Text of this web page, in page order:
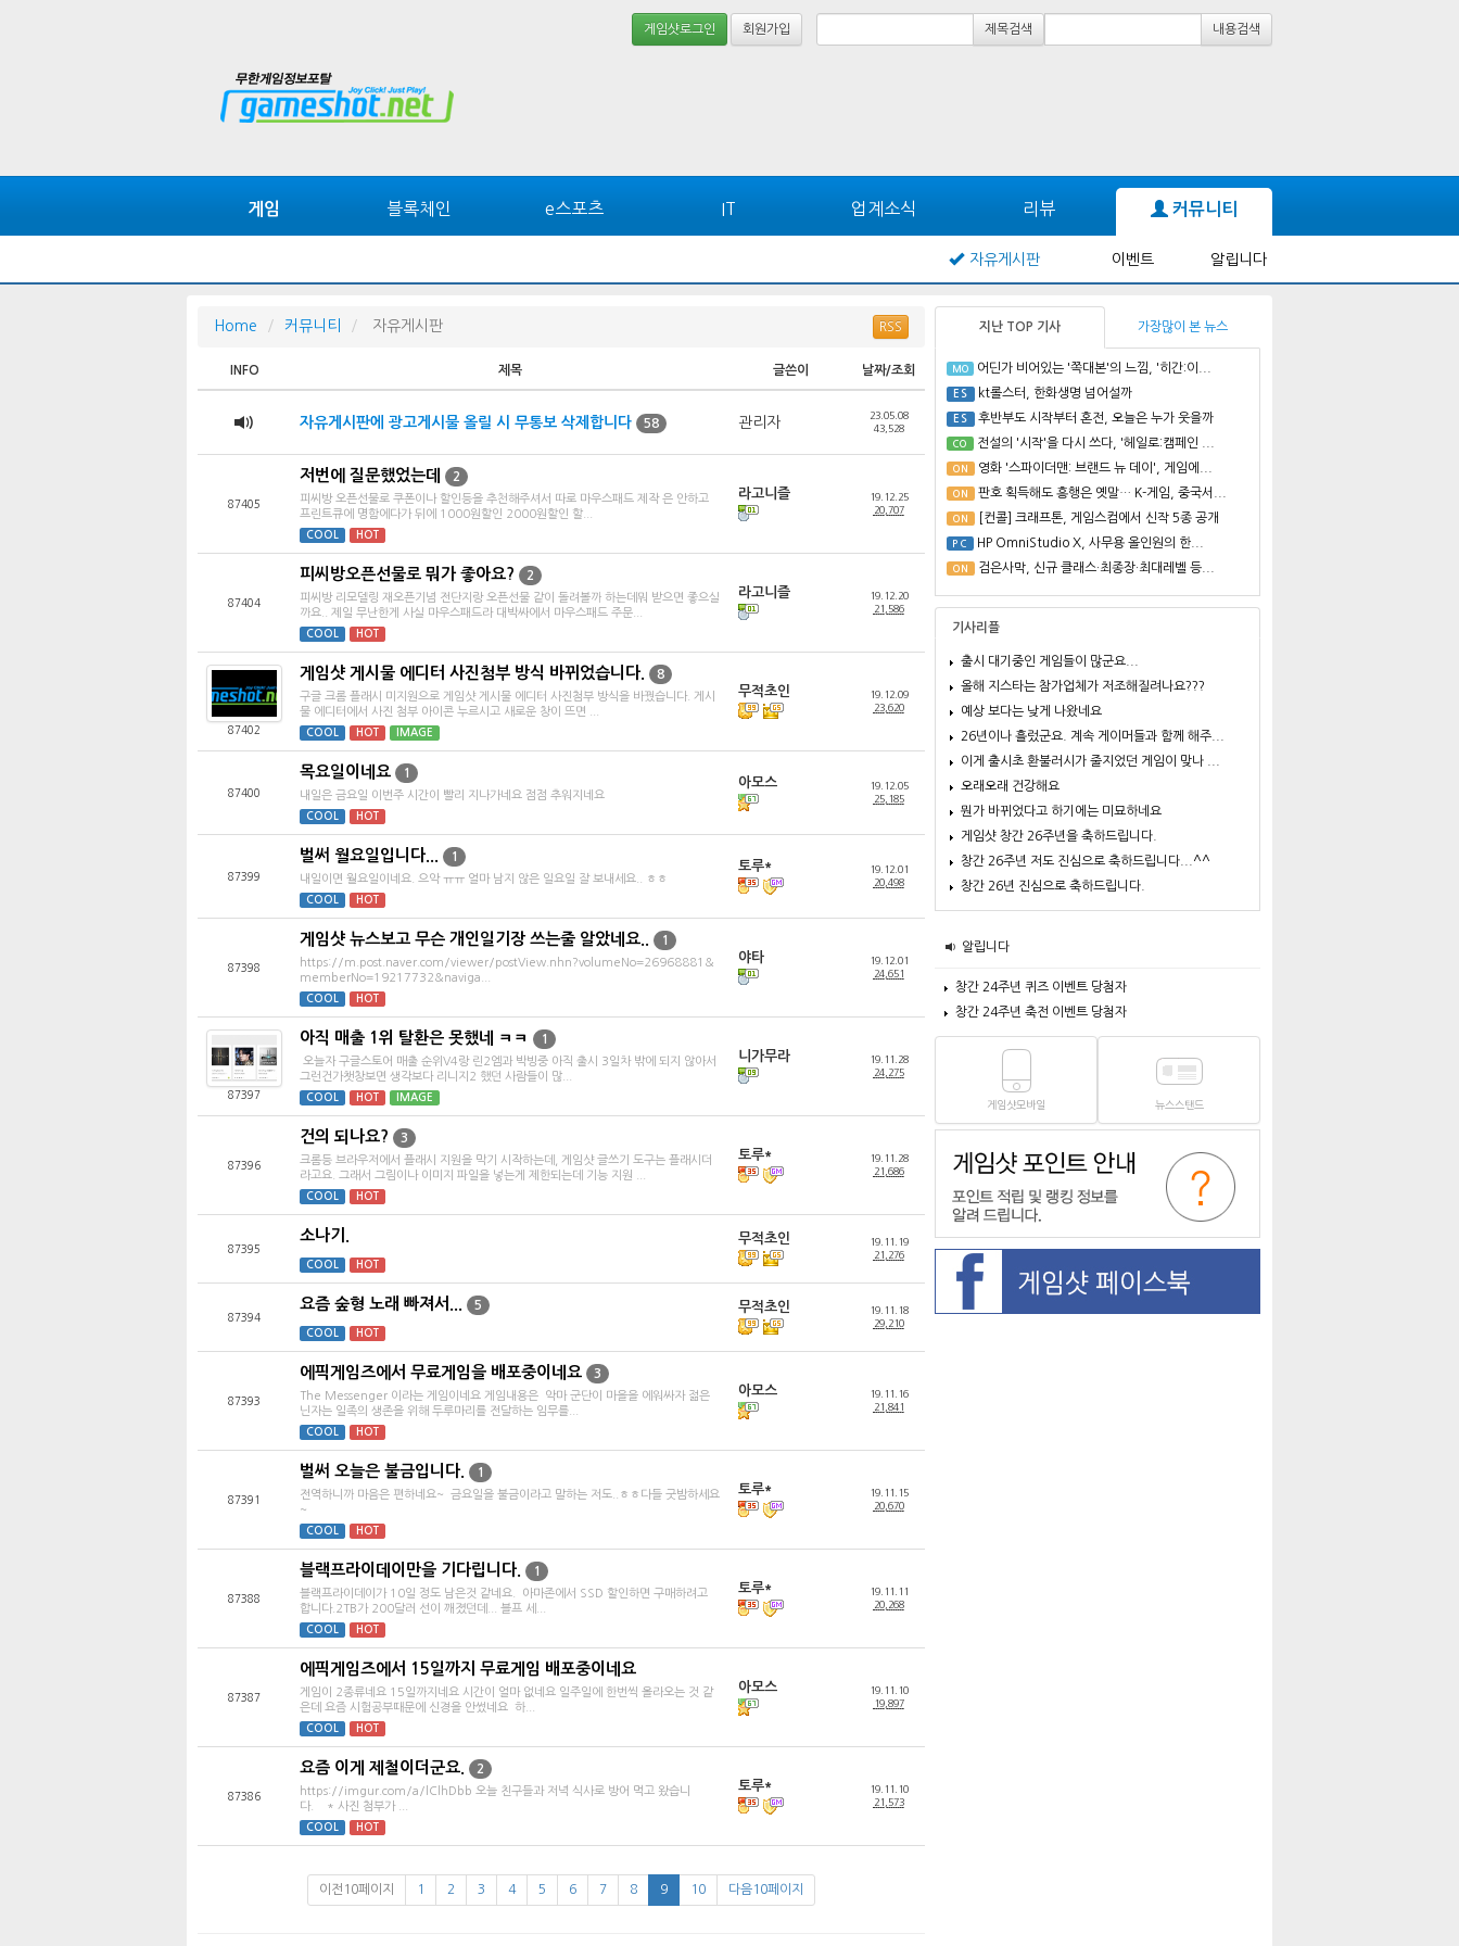
게임샷로그인 회원가입 제목검색 내용검색
게임 블록체인 e스포츠 IT 업계소식 리뷰 커뮤니티
자유게시판 이벤트 알립니다
Home 커뮤니티 자유게시판 RSS
INFO 제목 글쓴이 날짜/조회
자유게시판에 광고게시물 올릴 시 무통보 삭제합니다 58 관리자
23.05.08
43,528
87405
저번에 질문했었는데 2
피씨방 오픈선물로 쿠폰이나 할인등을 추천해주셔서 따로 마우스패드 제작 은 안하고
프린트큐에 명함에다가 뒤에 1000원할인 2000원할인 할...
COOL HOT
라고니즐
19.12.25
20,707
87404
피씨방오픈선물로 뭐가 좋아요? 2
피씨방 리모델링 재오픈기념 전단지랑 오픈선물 같이 돌려볼까 하는데뭐 받으면 좋으실
까요.. 제일 무난한게 사실 마우스패드라 대박싸에서 마우스패드 주문...
COOL HOT
라고니즐
19.12.20
21,586
87402
게임샷 게시물 에디터 사진첨부 방식 바뀌었습니다. 8
구글 크롬 플래시 미지원으로 게임샷 게시물 에디터 사진첨부 방식을 바꿨습니다. 게시
물 에디터에서 사진 첨부 아이콘 누르시고 새로운 창이 뜨면 ...
COOL HOT IMAGE
무적초인
19.12.09
23,620
87400
목요일이네요 1
내일은 금요일 이번주 시간이 빨리 지나가네요 점점 추워지네요
COOL HOT
아모스
19.12.05
25,185
87399
벌써 월요일입니다... 1
내일이면 월요일이네요. 으악 ㅠㅠ 얼마 남지 않은 일요일 잘 보내세요.. ㅎㅎ
COOL HOT
토루*
19.12.01
20,498
87398
게임샷 뉴스보고 무슨 개인일기장 쓰는줄 알았네요.. 1
https://m.post.naver.com/viewer/postView.nhn?volumeNo=26968881&
memberNo=19217732&naviga...
COOL HOT
야타
19.12.01
24,651
87397
아직 매출 1위 탈환은 못했네 ㅋㅋ 1
오늘자 구글스토어 매출 순위V4랑 린2엠과 박빙중 아직 출시 3일차 밖에 되지 않아서
그런건가챗창보면 생각보다 리니지2 했던 사람들이 많...
COOL HOT IMAGE
니가무라
19.11.28
24,275
87396
건의 되나요? 3
크롬등 브라우저에서 플래시 지원을 막기 시작하는데, 게임샷 글쓰기 도구는 플래시더
라고요. 그래서 그림이나 이미지 파일을 넣는게 제한되는데 기능 지원 ...
COOL HOT
토루*
19.11.28
21,686
87395
소나기.
COOL HOT
무적초인
19.11.19
21,276
87394
요즘 숲형 노래 빠져서... 5
COOL HOT
무적초인
19.11.18
29,210
87393
에픽게임즈에서 무료게임을 배포중이네요 3
The Messenger 이라는 게임이네요 게임내용은 악마 군단이 마을을 에워싸자 젊은
닌자는 일족의 생존을 위해 두루마리를 전달하는 임무를...
COOL HOT
아모스
19.11.16
21,841
87391
벌써 오늘은 불금입니다. 1
​전역하니까 마음은 편하네요~ 금요일을 불금이라고 말하는 저도..ㅎㅎ다들 굿밤하세요
~
COOL HOT
토루*
19.11.15
20,670
87388
블랙프라이데이만을 기다립니다. 1
​블랙프라이데이가 10일 정도 남은것 같네요. 아마존에서 SSD 할인하면 구매하려고
합니다.2TB가 200달러 선이 깨졌던데... 블프 세...
COOL HOT
토루*
19.11.11
20,268
87387
에픽게임즈에서 15일까지 무료게임 배포중이네요
게임이 2종류네요 15일까지네요 시간이 얼마 없네요 일주일에 한번씩 올라오는 것 같
은데 요즘 시험공부때문에 신경을 안썼네요 하...
COOL HOT
아모스
19.11.10
19,897
87386
요즘 이게 제철이더군요. 2
https://imgur.com/a/lClhDbb 오늘 친구들과 저녁 식사로 방어 먹고 왔습니
다. * 사진 첨부가 ...
COOL HOT
토루*
19.11.10
21,573
이전10페이지 1 2 3 4 5 6 7 8 9 10 다음10페이지
지난 TOP 기사 가장많이 본 뉴스
MO 어딘가 비어있는 '쪽대본'의 느낌, '히간:이...
ES kt롤스터, 한화생명 넘어설까
ES 후반부도 시작부터 혼전, 오늘은 누가 웃을까
CO 전설의 '시작'을 다시 쓰다, '헤일로:캠페인 ...
ON 영화 '스파이더맨: 브랜드 뉴 데이', 게임에...
ON 판호 획득해도 흥행은 옛말… K-게임, 중국서...
ON [컨콜] 크래프톤, 게임스컴에서 신작 5종 공개
PC HP OmniStudio X, 사무용 올인원의 한...
ON 검은사막, 신규 클래스·최종장·최대레벨 등...
기사리플
출시 대기중인 게임들이 많군요...
올해 지스타는 참가업체가 저조해질려나요???
예상 보다는 낮게 나왔네요
26년이나 흘렀군요. 계속 게이머들과 함께 해주...
이게 출시초 환불러시가 줄지었던 게임이 맞나 ...
오래오래 건강해요
뭔가 바뀌었다고 하기에는 미묘하네요
게임샷 창간 26주년을 축하드립니다.
창간 26주년 저도 진심으로 축하드립니다...^^
창간 26년 진심으로 축하드립니다.
알립니다
창간 24주년 퀴즈 이벤트 당첨자
창간 24주년 축전 이벤트 당첨자
게임샷모바일 뉴스스탠드